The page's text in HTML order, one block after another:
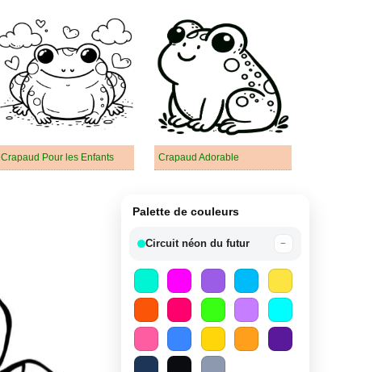
Crapaud Pour les Enfants Crapaud Adorable
Palette de couleurs
Circuit néon du futur −